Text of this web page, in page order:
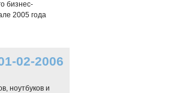
бизнес-
2005 года
02-2006
ноутбуков и